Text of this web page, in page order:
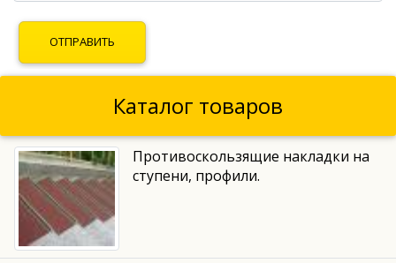
Каталог товаров
Противоскользящие накладки на
ступени, профили.